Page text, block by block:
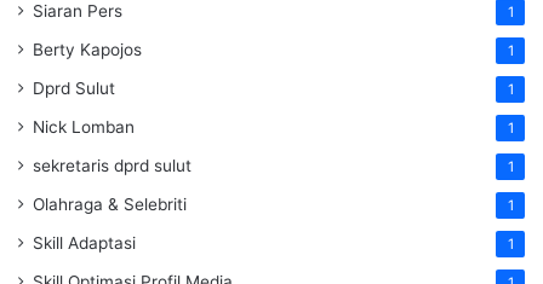
Siaran Pers 1
Berty Kapojos 1
Dprd Sulut 1
Nick Lomban 1
sekretaris dprd sulut 1
Olahraga & Selebriti 1
Skill Adaptasi 1